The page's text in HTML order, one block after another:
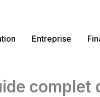
Entreprise